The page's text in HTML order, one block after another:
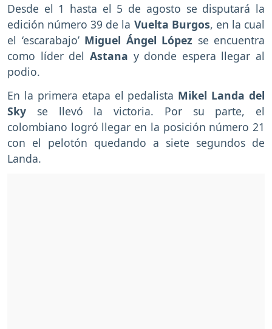
Desde el 1 hasta el 5 de agosto se disputará la
edición número 39 de la Vuelta Burgos, en la cual
el ‘escarabajo’ Miguel Ángel López se encuentra
como líder del Astana y donde espera llegar al
podio.
En la primera etapa el pedalista Mikel Landa del
Sky se llevó la victoria. Por su parte, el
colombiano logró llegar en la posición número 21
con el pelotón quedando a siete segundos de
Landa.